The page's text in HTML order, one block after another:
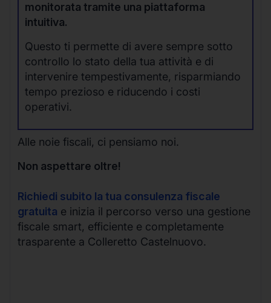
monitorata tramite una piattaforma
intuitiva.
Questo ti permette di avere sempre sotto
controllo lo stato della tua attività e di
intervenire tempestivamente, risparmiando
tempo prezioso e riducendo i costi
operativi.
Alle noie fiscali, ci pensiamo noi.
Non aspettare oltre!
Richiedi subito la tua consulenza fiscale
gratuita e inizia il percorso verso una gestione
fiscale smart, efficiente e completamente
trasparente a Colleretto Castelnuovo.